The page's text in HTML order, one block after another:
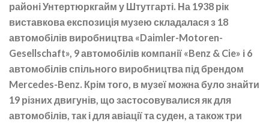
районі Унтертюркгайм у Штутгарті. На 1938 рік
виставкова експозиція музею складалася з 18
автомобілів виробництва «Daimler-Motoren-
Gesellschaft», 9 автомобілів компанії «Benz & Cie» і 6
автомобілів спільного виробництва під брендом
Mercedes-Benz. Крім того, в музеї можна було знайти
19 різних двигунів, що застосовувалися як для
автомобілів, так і для авіації та суден, а також три